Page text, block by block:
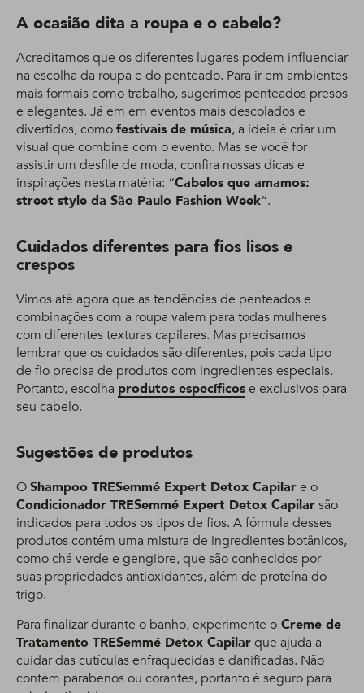
A ocasião dita a roupa e o cabelo?
Acreditamos que os diferentes lugares podem influenciar
na escolha da roupa e do penteado. Para ir em ambientes
mais formais como trabalho, sugerimos penteados presos
e elegantes. Já em em eventos mais descolados e
divertidos, comofestivais de música, a ideia é criar um
visual que combine com o evento. Mas se você for
assistir um desfile de moda, confira nossas dicas e
inspirações nesta matéria: “Cabelos que amamos:
street style da São Paulo Fashion Week“.
Cuidados diferentes para fios lisos e
crespos
Vimos até agora que as tendências de penteados e
combinações com a roupa valem para todas mulheres
com diferentes texturas capilares. Mas precisamos
lembrar que os cuidados são diferentes, pois cada tipo
de fio precisa de produtos com ingredientes especiais.
Portanto, escolha produtos específicose exclusivos para
seu cabelo.
Sugestões de produtos
OShampoo TRESemmé Expert Detox Capilare o
Condicionador TRESemmé Expert Detox Capilarsão
indicados para todos os tipos de fios. A fórmula desses
produtos contém uma mistura de ingredientes botânicos,
como chá verde e gengibre, que são conhecidos por
suas propriedades antioxidantes, além de proteína do
trigo.
Para finalizar durante o banho, experimente o Creme de
Tratamento TRESemmé Detox Capilarque ajuda a
cuidar das cutículas enfraquecidas e danificadas. Não
contém parabenos ou corantes, portanto é seguro para